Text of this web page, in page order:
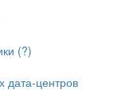
(?)
дата-центров